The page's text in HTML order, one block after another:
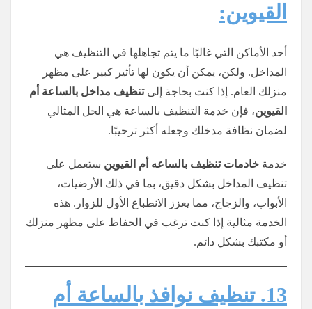
القيوين:
أحد الأماكن التي غالبًا ما يتم تجاهلها في التنظيف هي
المداخل. ولكن، يمكن أن يكون لها تأثير كبير على مظهر
منزلك العام. إذا كنت بحاجة إلىتنظيف مداخل بالساعة أم
القيوين، فإن خدمة التنظيف بالساعة هي الحل المثالي
لضمان نظافة مدخلك وجعله أكثر ترحيبًا.
خدمة خادمات تنظيف بالساعه أم القيوين ستعمل على
تنظيف المداخل بشكل دقيق، بما في ذلك الأرضيات،
الأبواب، والزجاج، مما يعزز الانطباع الأول للزوار. هذه
الخدمة مثالية إذا كنت ترغب في الحفاظ على مظهر منزلك
أو مكتبك بشكل دائم.
13. تنظيف نوافذ بالساعة أم